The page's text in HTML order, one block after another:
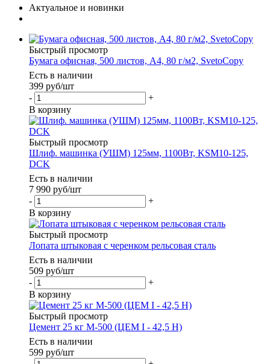
Актуальное и новинки
Быстрый просмотр
Бумага офисная, 500 листов, А4, 80 г/м2, SvetoCopy
Есть в наличии
399 руб/шт
-
+
В корзину
Быстрый просмотр
Шлиф. машинка (УШМ) 125мм, 1100Вт, KSM10-125,
DCK
Есть в наличии
7 990 руб/шт
-
+
В корзину
Быстрый просмотр
Лопата штыковая с черенком рельсовая сталь
Есть в наличии
509 руб/шт
-
+
В корзину
Быстрый просмотр
Цемент 25 кг М-500 (ЦЕМ I - 42,5 Н)
Есть в наличии
599 руб/шт